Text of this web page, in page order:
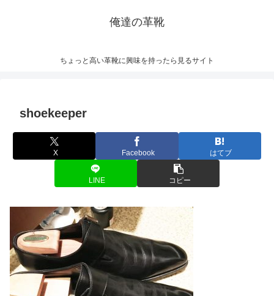
俺達の革靴
ちょっと高い革靴に興味を持ったら見るサイト
shoekeeper
X Facebook はてブ
LINE コピー